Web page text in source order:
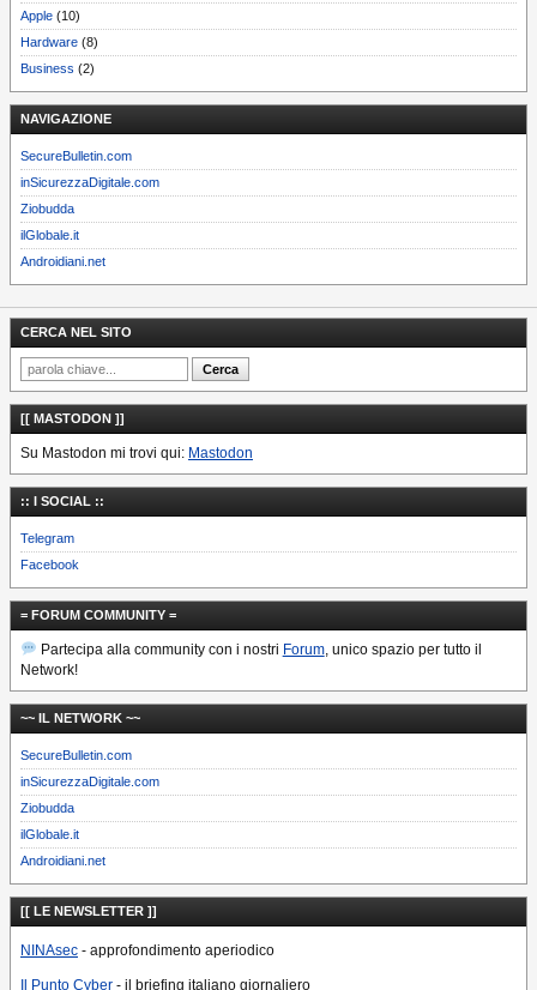
Apple (10)
Hardware (8)
Business (2)
NAVIGAZIONE
SecureBulletin.com
inSicurezzaDigitale.com
Ziobudda
ilGlobale.it
Androidiani.net
CERCA NEL SITO
[[ MASTODON ]]
Su Mastodon mi trovi qui: Mastodon
:: I SOCIAL ::
Telegram
Facebook
= FORUM COMMUNITY =
Partecipa alla community con i nostri Forum, unico spazio per tutto il
Network!
~~ IL NETWORK ~~
SecureBulletin.com
inSicurezzaDigitale.com
Ziobudda
ilGlobale.it
Androidiani.net
[[ LE NEWSLETTER ]]
NINAsec - approfondimento aperiodico
Il Punto Cyber - il briefing italiano giornaliero